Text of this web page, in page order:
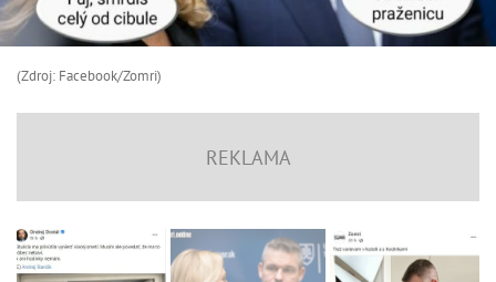
(Zdroj: Facebook/Zomri)